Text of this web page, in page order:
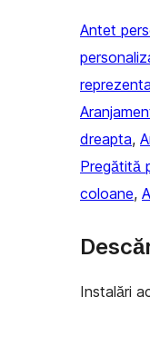
Antet
dreapta,
Pregătită
coloane,
Instalări